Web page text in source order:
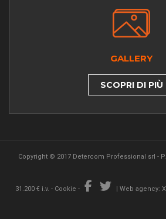
GALLERY
SCOPRI DI PIÙ
Copyright © 2017 Detercom Professional srl -
31.200 € i.v. - Cookie - | Web agency: